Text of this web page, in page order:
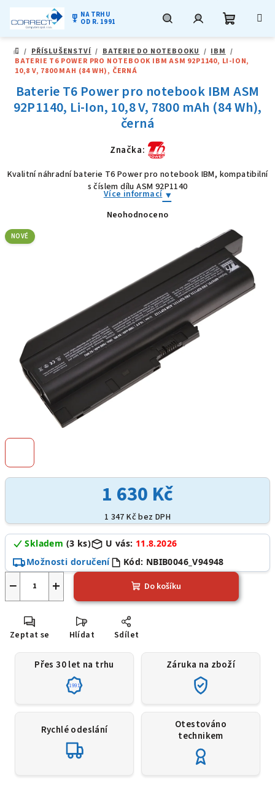
obsah
military_tech NA TRHU
OD R. 1991
DOMŮ
/ PŘÍSLUŠENSTVÍ / BATERIE DO NOTEBOOKU / IBM /
BATERIE T6 POWER PRO NOTEBOOK IBM ASM 92P1140, LI-ION,
10,8 V, 7800 MAH (84 WH), ČERNÁ
1 630 Kč
1 347 Kč bez DPH
Skladem (3 ks) U vás: 11.8.2026
Možnosti doručení
Kód: NBIB0046_V94948
+
− Do košíku
Zeptat se Hlídat Sdílet
Baterie T6 Power pro notebook IBM ASM
92P1140, Li-Ion, 10,8 V, 7800 mAh (84 Wh),
černá
Značka:
Kvalitní náhradní baterie T6 Power pro notebook IBM, kompatibilní
s číslem dílu ASM 92P1140
Více informací
Průměrné
hvězdiček.
Neohodnoceno
NOVÉ
Přes 30 let na trhu
1991
Záruka na zboží
Rychlé odeslání
Otestováno
technikem